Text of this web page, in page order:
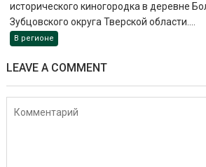
исторического киногородка в деревне
Зубцовского округа Тверской области....
В регионе
LEAVE A COMMENT